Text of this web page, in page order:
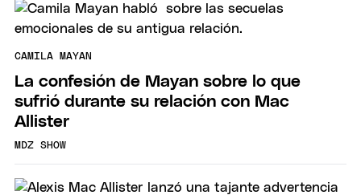
CAMILA MAYAN
La confesión de Mayan sobre lo que
sufrió durante su relación con Mac
Allister
MDZ SHOW